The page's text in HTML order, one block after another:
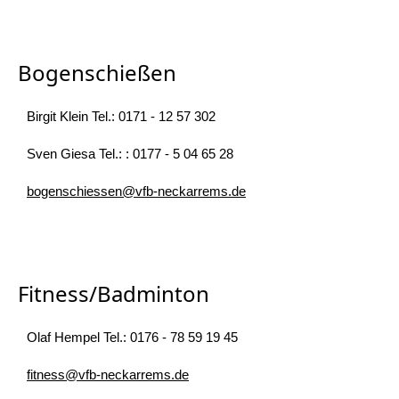
Bogenschießen
Birgit Klein Tel.: 0171 - 12 57 302
Sven Giesa Tel.: : 0177 - 5 04 65 28
bogenschiessen@vfb-neckarrems.de
Fitness/Badminton
Olaf Hempel Tel.: 0176 - 78 59 19 45
fitness@vfb-neckarrems.de